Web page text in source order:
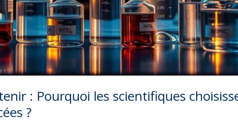
: Pourquoi les scientifiques
?